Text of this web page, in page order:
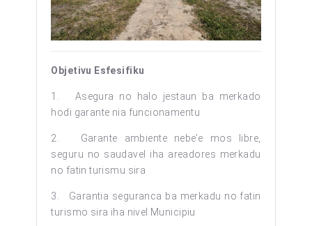
Objetivu Esfesifiku
1. Asegura no halo jestaun ba merkado
hodi garante nia funcionamentu
2. Garante ambiente nebe’e mos libre,
seguru no saudavel iha areadores merkadu
no fatin turismu sira
3. Garantia seguranca ba merkadu no fatin
turismo sira iha nivel Municipiu